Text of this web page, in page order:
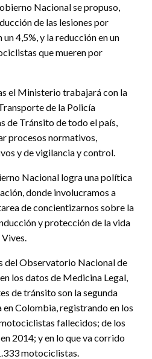
Nacional se propuso,
de las lesiones por
4,5%, y la reducción en un
que mueren por
el Ministerio trabajará con la
de la Policía
de Tránsito de todo el país,
procesos normativos,
y de vigilancia y control.
Nacional logra una política
donde involucramos a
de concientizarnos sobre la
y protección de la vida
del Observatorio Nacional de
los datos de Medicina Legal,
de tránsito son la segunda
Colombia, registrando en los
fallecidos; de los
2014; y en lo que va corrido
motociclistas.